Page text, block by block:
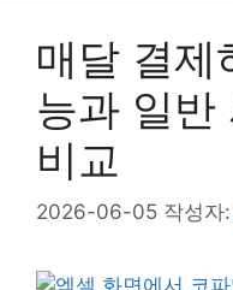
매달 결제
능과 일반
비교
2026-06-05 작성자: